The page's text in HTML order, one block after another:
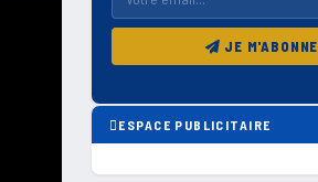
JE M'ABONNE
ESPACE PUBLICITAIRE